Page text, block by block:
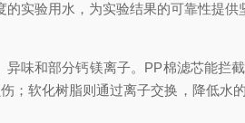
实验用水，为实验结果的可靠性提供
味和部分钙镁离子。PP棉滤芯能拦
；软化树脂则通过离子交换，降低水